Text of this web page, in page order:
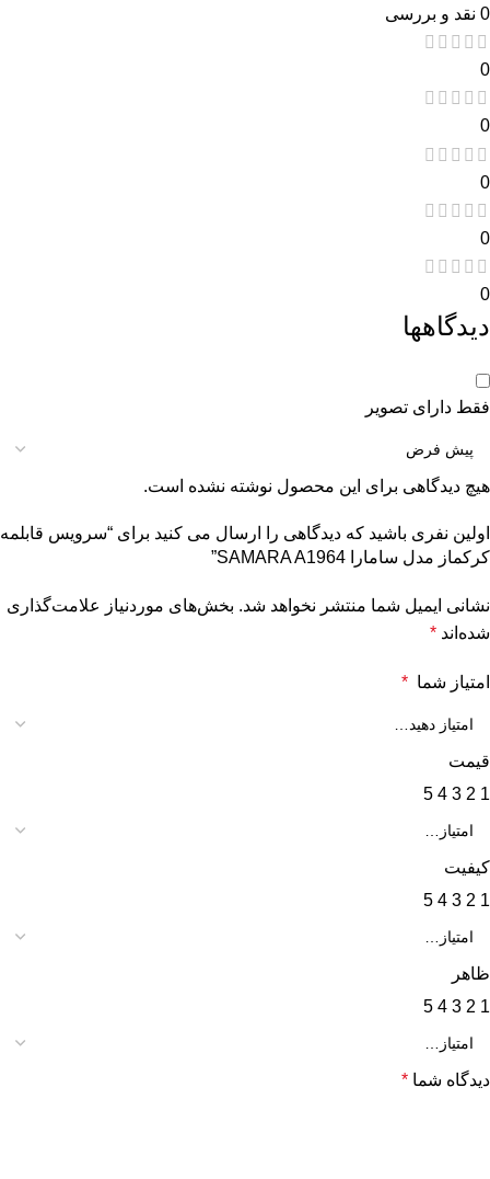
0 نقد و بررسی
0
0
0
0
0
دیدگاهها
فقط دارای تصویر
هیچ دیدگاهی برای این محصول نوشته نشده است.
اولین نفری باشید که دیدگاهی را ارسال می کنید برای “سرویس قابلمه
کرکماز مدل سامارا SAMARA A1964”
نشانی ایمیل شما منتشر نخواهد شد. بخش‌های موردنیاز علامت‌گذاری
شده‌اند *
امتیاز شما *
قیمت
1
2
3
4
5
کیفیت
1
2
3
4
5
ظاهر
1
2
3
4
5
دیدگاه شما *